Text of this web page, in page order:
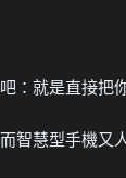
：就是直接把
智慧型手機又